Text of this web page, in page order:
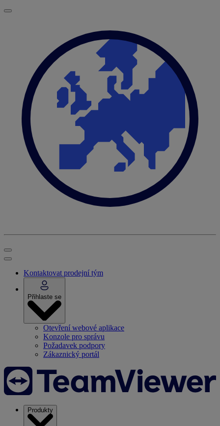
Kontaktovat prodejní tým
Přihlaste se
Otevření webové aplikace
Konzole pro správu
Požadavek podpory
Zákaznický portál
Produkty